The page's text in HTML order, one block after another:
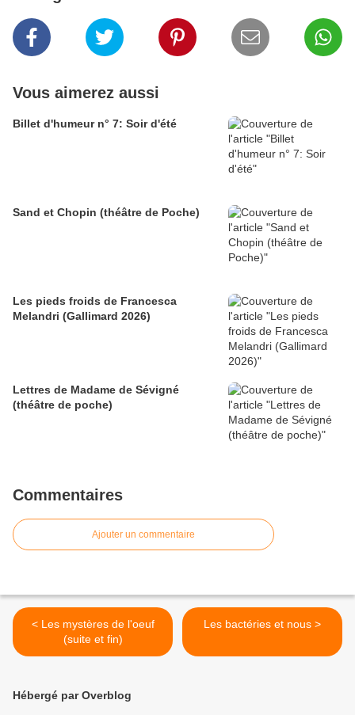
Vous aimerez aussi
Billet d'humeur n° 7: Soir d'été
Sand et Chopin (théâtre de Poche)
Les pieds froids de Francesca
Melandri (Gallimard 2026)
Lettres de Madame de Sévigné
(théâtre de poche)
Commentaires
Ajouter un commentaire
< Les mystères de l'oeuf
(suite et fin)
Les bactéries et nous >
Hébergé par Overblog